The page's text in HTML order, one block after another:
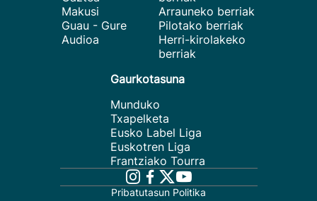
Makusi
Guau - Gure
Audioa
Arrauneko berriak
Pilotako berriak
Herri-kirolakeko
berriak
Gaurkotasuna
Munduko
Txapelketa
Eusko Label Liga
Euskotren Liga
Frantziako Tourra
Pribatutasun Politika